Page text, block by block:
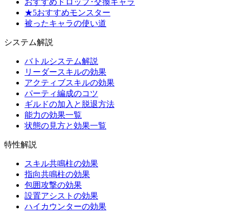
おすすめドロップ･交換キャラ
★5おすすめモンスター
被ったキャラの使い道
システム解説
バトルシステム解説
リーダースキルの効果
アクティブスキルの効果
パーティ編成のコツ
ギルドの加入と脱退方法
能力の効果一覧
状態の見方と効果一覧
特性解説
スキル共鳴柱の効果
指向共鳴柱の効果
包囲攻撃の効果
設置アシストの効果
ハイカウンターの効果